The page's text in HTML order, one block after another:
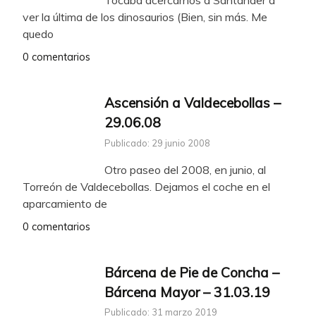
ver la última de los dinosaurios (Bien, sin más. Me
quedo
0 comentarios
Ascensión a Valdecebollas –
29.06.08
Publicado: 29 junio 2008
Otro paseo del 2008, en junio, al
Torreón de Valdecebollas. Dejamos el coche en el
aparcamiento de
0 comentarios
Bárcena de Pie de Concha –
Bárcena Mayor – 31.03.19
Publicado: 31 marzo 2019